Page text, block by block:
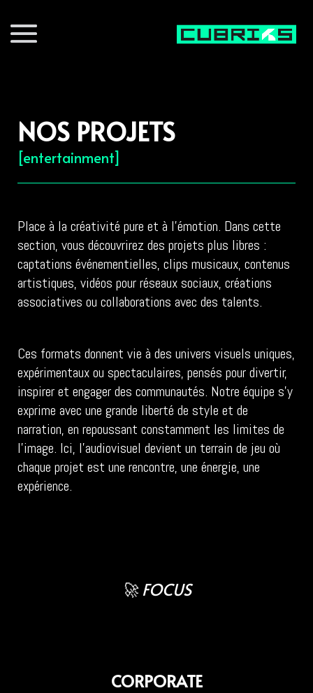
NOS PROJETS
[entertainment]
Place à la créativité pure et à l’émotion. Dans cette
section, vous découvrirez des projets plus libres :
captations événementielles, clips musicaux, contenus
artistiques, vidéos pour réseaux sociaux, créations
associatives ou collaborations avec des talents.
Ces formats donnent vie à des univers visuels uniques,
expérimentaux ou spectaculaires, pensés pour divertir,
inspirer et engager des communautés. Notre équipe s’y
exprime avec une grande liberté de style et de
narration, en repoussant constamment les limites de
l’image. Ici, l’audiovisuel devient un terrain de jeu où
chaque projet est une rencontre, une énergie, une
expérience.
🚀 FOCUS
CORPORATE